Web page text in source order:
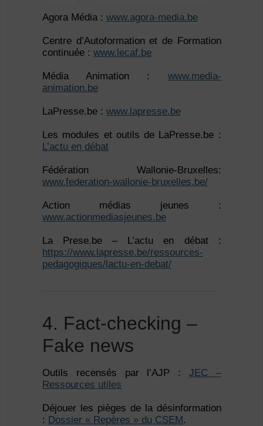
Agora Média : www.agora-media.be
Centre d’Autoformation et de Formation
continuée : www.lecaf.be
Média Animation : www.media-
animation.be
LaPresse.be : www.lapresse.be
Les modules et outils de LaPresse.be :
L’actu en débat
Fédération Wallonie-Bruxelles:
www.federation-wallonie-bruxelles.be/
Action médias jeunes :
www.actionmediasjeunes.be
La Prese.be – L’actu en débat :
https://www.lapresse.be/ressources-
pedagogiques/lactu-en-debat/
4. Fact-checking –
Fake news
Outils recensés par l’AJP : JEC –
Ressources utiles
Déjouer les pièges de la désinformation
: Dossier « Repères » du CSEM.